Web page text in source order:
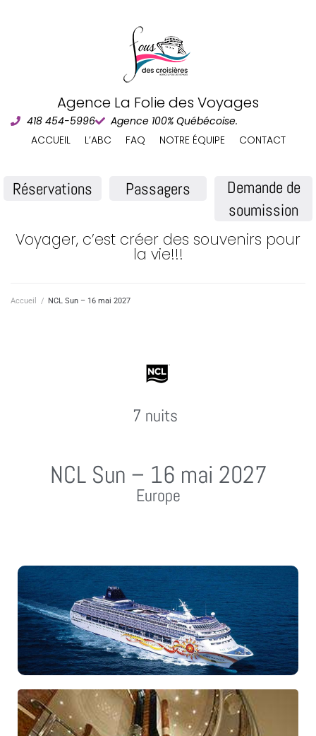
Agence La Folie des Voyages
418 454-5996
Agence 100% Québécoise.
ACCUEIL
L’ABC FAQ NOTRE ÉQUIPE CONTACT
Réservations Passagers
Demande de
soumission
Voyager, c’est créer des souvenirs pour
la vie!!!
Accueil / NCL Sun – 16 mai 2027
7 nuits
NCL Sun – 16 mai 2027
Europe